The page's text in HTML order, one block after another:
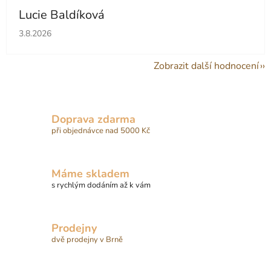
Lucie Baldíková
Hodnocení obchodu je 5 z 5 hvězdiček.
3.8.2026
Zobrazit další hodnocení
Doprava zdarma
při objednávce nad 5000 Kč
Máme skladem
s rychlým dodáním až k vám
Prodejny
dvě prodejny v Brně